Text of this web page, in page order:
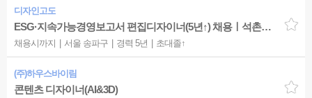
디자인고도
ESG·지속가능경영보고서 편집디자이너(5년↑) 채용ㅣ석촌고분역 3분ㅣ업계 최고대우
채용시까지 서울 송파구 경력 5년 초대졸↑
(주)하우스바이림
콘텐츠 디자이너(AI&3D)